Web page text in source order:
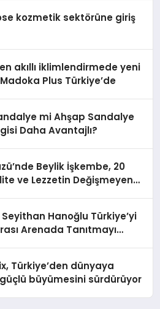
kozmetik sektörüne giriş
akıllı iklimlendirmede yeni
Plus Türkiye’de
mi Ahşap Sandalye
Daha Avantajlı?
Beylik İşkembe, 20
ve Lezzetin Değişmeyen
Seyithan Hanoğlu Türkiye’yi
Arenada Tanıtmayı
Türkiye’den dünyaya
büyümesini sürdürüyor